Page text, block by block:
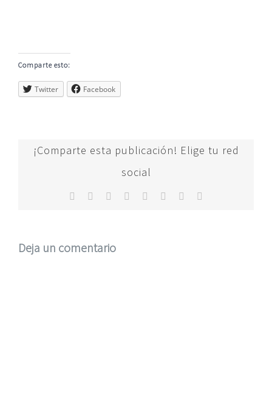
imagen
más
Comparte esto:
Twitter Facebook
¡Comparte esta publicación! Elige tu red
social
Facebook
TwitterReddit LinkedIn
TumblrPinterest
Deja un comentario